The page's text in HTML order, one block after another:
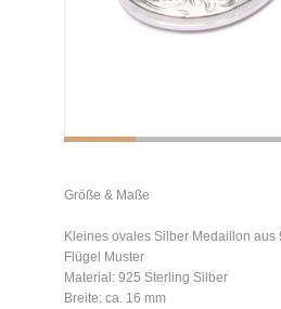
Größe & Maße
Kleines ovales Silber Medaillon aus
Flügel Muster
Material: 925 Sterling Silber
Breite: ca. 16 mm